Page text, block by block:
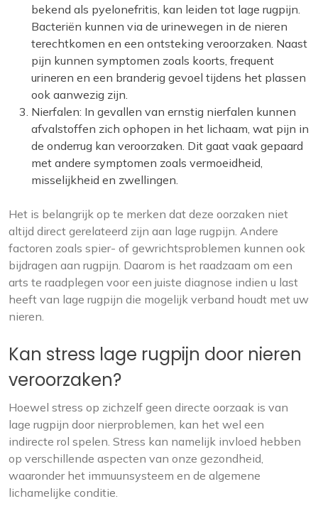
bekend als pyelonefritis, kan leiden tot lage rugpijn.
Bacteriën kunnen via de urinewegen in de nieren
terechtkomen en een ontsteking veroorzaken. Naast
pijn kunnen symptomen zoals koorts, frequent
urineren en een branderig gevoel tijdens het plassen
ook aanwezig zijn.
Nierfalen: In gevallen van ernstig nierfalen kunnen
afvalstoffen zich ophopen in het lichaam, wat pijn in
de onderrug kan veroorzaken. Dit gaat vaak gepaard
met andere symptomen zoals vermoeidheid,
misselijkheid en zwellingen.
Het is belangrijk op te merken dat deze oorzaken niet
altijd direct gerelateerd zijn aan lage rugpijn. Andere
factoren zoals spier- of gewrichtsproblemen kunnen ook
bijdragen aan rugpijn. Daarom is het raadzaam om een
arts te raadplegen voor een juiste diagnose indien u last
heeft van lage rugpijn die mogelijk verband houdt met uw
nieren.
Kan stress lage rugpijn door nieren
veroorzaken?
Hoewel stress op zichzelf geen directe oorzaak is van
lage rugpijn door nierproblemen, kan het wel een
indirecte rol spelen. Stress kan namelijk invloed hebben
op verschillende aspecten van onze gezondheid,
waaronder het immuunsysteem en de algemene
lichamelijke conditie.